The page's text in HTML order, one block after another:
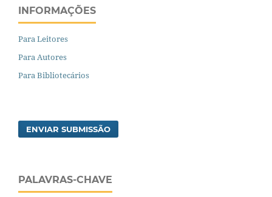
INFORMAÇÕES
Para Leitores
Para Autores
Para Bibliotecários
ENVIAR SUBMISSÃO
PALAVRAS-CHAVE